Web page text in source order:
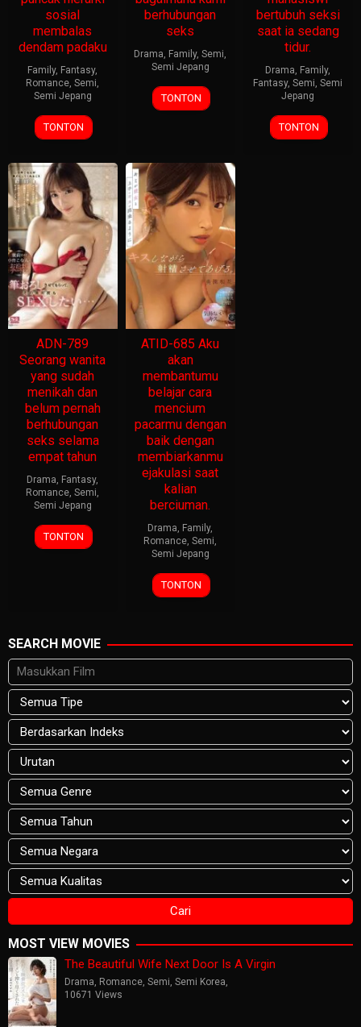
sosial
membalas
dendam padaku
Family, Fantasy,
Romance,Semi,
Semi Jepang
TONTON
berhubungan
seks
Drama, Family,Semi,
Semi Jepang
TONTON
bertubuh seksi
saat ia sedang
tidur.
Drama, Family,
Fantasy,Semi,Semi
Jepang
TONTON
ADN-789
Seorang wanita
yang sudah
menikah dan
belum pernah
berhubungan
seks selama
empat tahun
Drama, Fantasy,
Romance,Semi,
Semi Jepang
TONTON
ATID-685 Aku
akan
membantumu
belajar cara
mencium
pacarmu dengan
baik dengan
membiarkanmu
ejakulasi saat
kalian
berciuman.
Drama, Family,
Romance,Semi,
Semi Jepang
TONTON
SEARCH MOVIE
MOST VIEW MOVIES
The Beautiful Wife Next Door Is A Virgin
Drama, Romance, Semi, Semi Korea,
10671 Views